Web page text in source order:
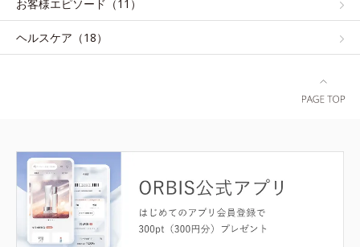
お客様エピソード（11）
ヘルスケア（18）